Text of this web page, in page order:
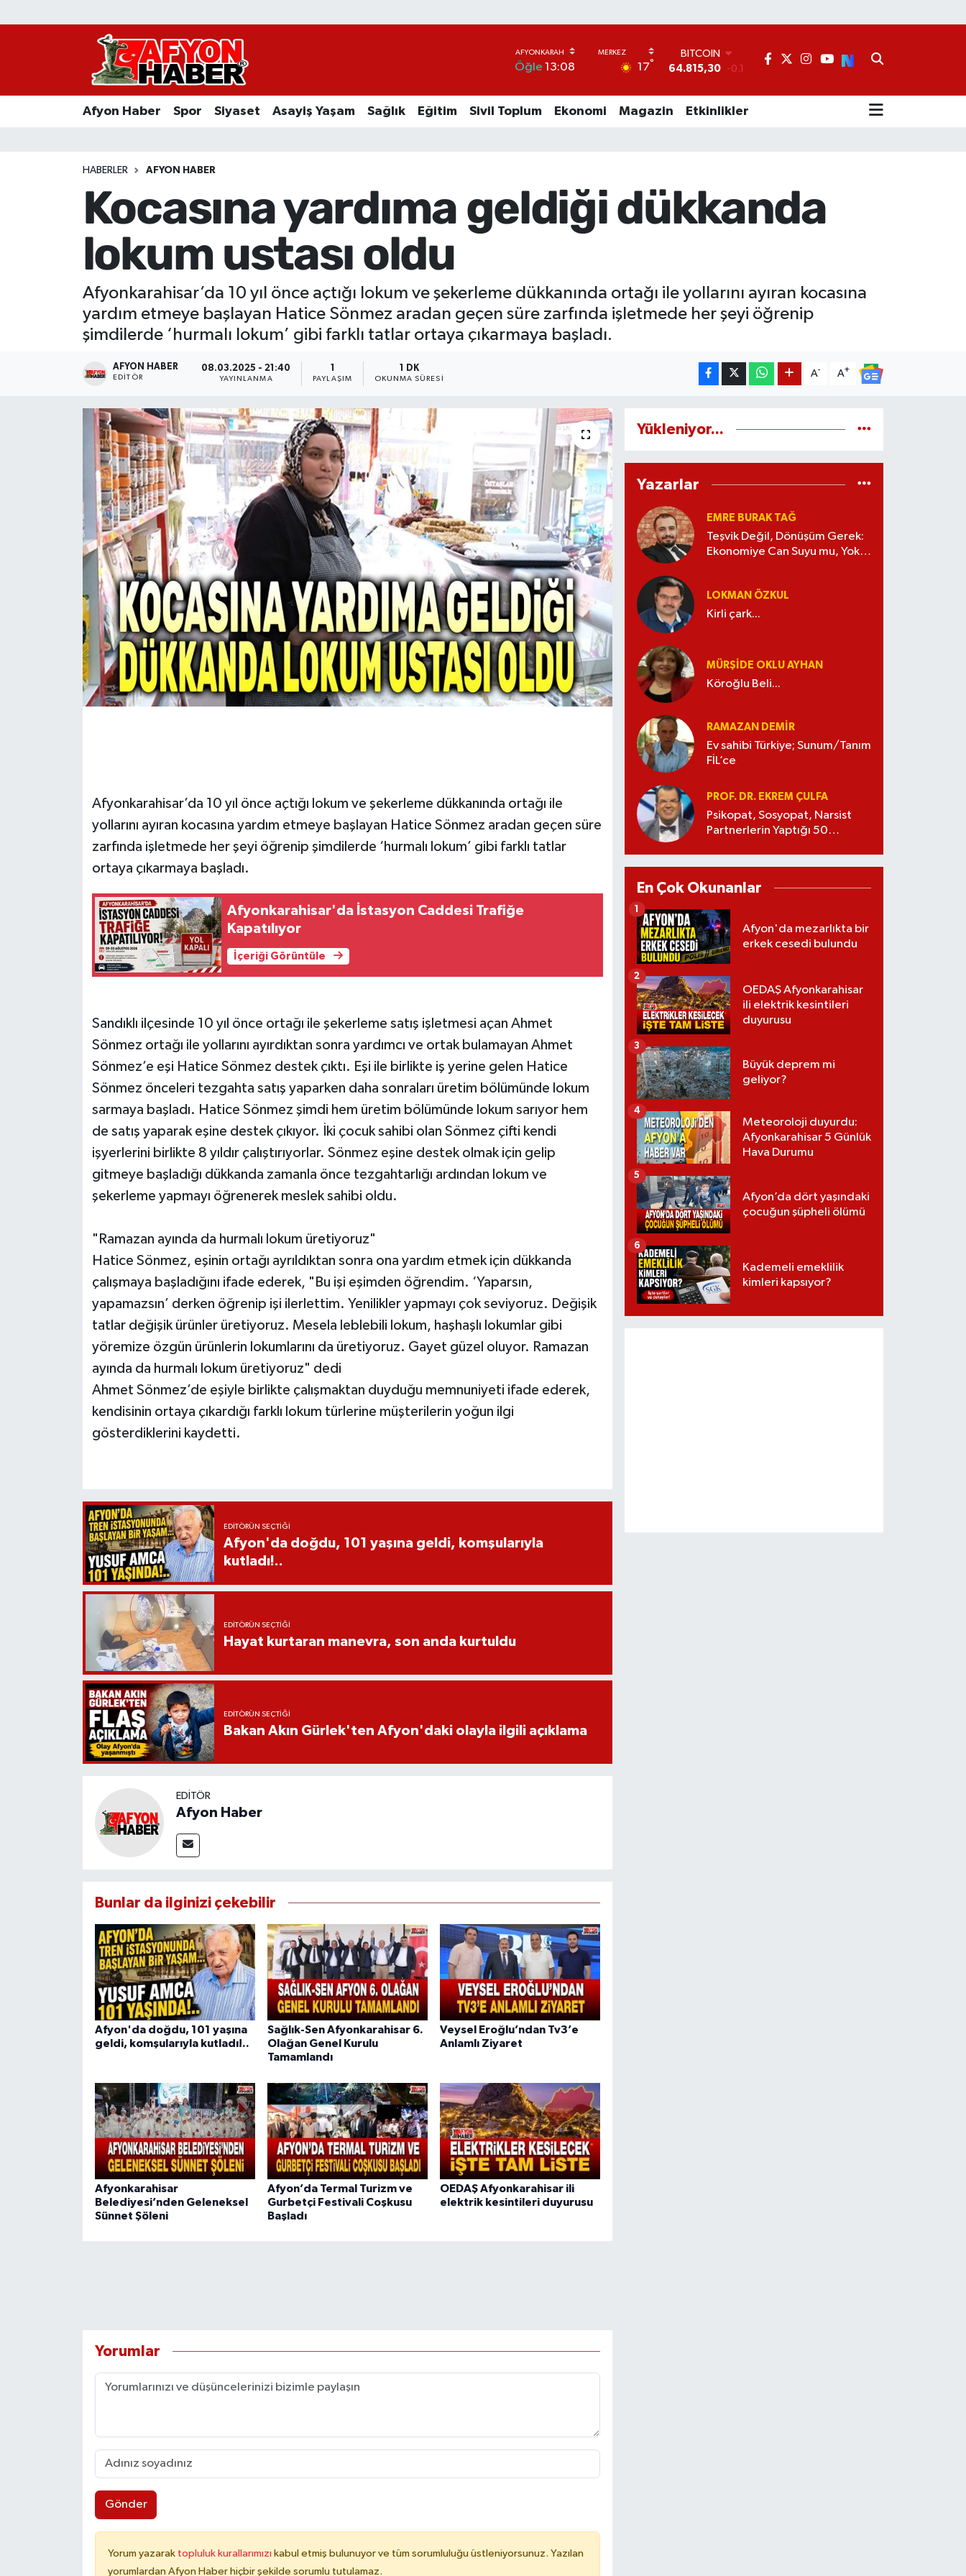
Öğle 13:08 17°
64.815,30 -0.1
DOLAR
EURO
55,2510
0.32
13.779 -14
Afyon Haber Spor Siyaset Asayiş Yaşam Sağlık Eğitim Sivil Toplum Ekonomi Magazin Etkinlikler
HABERLER AFYON HABER
Kocasına yardıma geldiği dükkanda
lokum ustası oldu
Afyonkarahisar’da 10 yıl önce açtığı lokum ve şekerleme dükkanında ortağı ile yollarını ayıran kocasına
yardım etmeye başlayan Hatice Sönmez aradan geçen süre zarfında işletmede her şeyi öğrenip
şimdilerde ‘hurmalı lokum’ gibi farklı tatlar ortaya çıkarmaya başladı.
AFYON HABER
EDITÖR
08.03.2025 - 21:40
YAYINLANMA PAYLAŞIM
1 DK
OKUNMA SÜRESI
A- A+
Afyonkarahisar’da 10 yıl önce açtığı lokum ve şekerleme dükkanında ortağı ile
yollarını ayıran kocasına yardım etmeye başlayan Hatice Sönmez aradan geçen süre
zarfında işletmede her şeyi öğrenip şimdilerde ‘hurmalı lokum’ gibi farklı tatlar
ortaya çıkarmaya başladı.
Afyonkarahisar'da İstasyon Caddesi Trafiğe
Kapatılıyor
İçeriği Görüntüle
Sandıklı ilçesinde 10 yıl önce ortağı ile şekerleme satış işletmesi açan Ahmet
Sönmez ortağı ile yollarını ayırdıktan sonra yardımcı ve ortak bulamayan Ahmet
Sönmez’e eşi Hatice Sönmez destek çıktı. Eşi ile birlikte iş yerine gelen Hatice
Sönmez önceleri tezgahta satış yaparken daha sonraları üretim bölümünde lokum
sarmaya başladı. Hatice Sönmez şimdi hem üretim bölümünde lokum sarıyor hem
de satış yaparak eşine destek çıkıyor. İki çocuk sahibi olan Sönmez çifti kendi
işyerlerini birlikte 8 yıldır çalıştırıyorlar. Sönmez eşine destek olmak için gelip
gitmeye başladığı dükkanda zamanla önce tezgahtarlığı ardından lokum ve
şekerleme yapmayı öğrenerek meslek sahibi oldu.
"Ramazan ayında da hurmalı lokum üretiyoruz"
Hatice Sönmez, eşinin ortağı ayrıldıktan sonra ona yardım etmek için dükkanda
çalışmaya başladığını ifade ederek, "Bu işi eşimden öğrendim. ‘Yaparsın,
yapamazsın’ derken öğrenip işi ilerlettim. Yenilikler yapmayı çok seviyoruz. Değişik
tatlar değişik ürünler üretiyoruz. Mesela leblebili lokum, haşhaşlı lokumlar gibi
yöremize özgün ürünlerin lokumlarını da üretiyoruz. Gayet güzel oluyor. Ramazan
ayında da hurmalı lokum üretiyoruz" dedi
Ahmet Sönmez’de eşiyle birlikte çalışmaktan duyduğu memnuniyeti ifade ederek,
kendisinin ortaya çıkardığı farklı lokum türlerine müşterilerin yoğun ilgi
gösterdiklerini kaydetti.
EDITÖRÜN SEÇTIĞI
Afyon'da doğdu, 101 yaşına geldi, komşularıyla
kutladı!..
EDITÖRÜN SEÇTIĞI
Hayat kurtaran manevra, son anda kurtuldu
EDITÖRÜN SEÇTIĞI
Bakan Akın Gürlek'ten Afyon'daki olayla ilgili açıklama
EDITÖR
Afyon Haber
Bunlar da ilginizi çekebilir
Afyon'da doğdu, 101 yaşına
geldi, komşularıyla kutladı!..
Sağlık-Sen Afyonkarahisar 6.
Olağan Genel Kurulu
Tamamlandı
Veysel Eroğlu’ndan Tv3’e
Anlamlı Ziyaret
Afyonkarahisar
Belediyesi’nden Geleneksel
Sünnet Şöleni
Afyon’da Termal Turizm ve
Gurbetçi Festivali Coşkusu
Başladı
OEDAŞ Afyonkarahisar ili
elektrik kesintileri duyurusu
Yorumlar
Gönder
Yorum yazarak topluluk kurallarımızı kabul etmiş bulunuyor ve tüm sorumluluğu üstleniyorsunuz. Yazılan
yorumlardan Afyon Haber hiçbir şekilde sorumlu tutulamaz.
Yükleniyor...
Yazarlar
EMRE BURAK TAĞ
Teşvik Değil, Dönüşüm Gerek:
Ekonomiye Can Suyu mu, Yoksa
LOKMAN ÖZKUL
Kirli çark...
MÜRŞIDE OKLU AYHAN
Köroğlu Beli...
RAMAZAN DEMİR
Ev sahibi Türkiye; Sunum/Tanım
FİL’ce
PROF. DR. EKREM ÇULFA
Psikopat, Sosyopat, Narsist
Partnerlerin Yaptığı 50
En Çok Okunanlar
Afyon'da mezarlıkta bir
erkek cesedi bulundu
1
OEDAŞ Afyonkarahisar
ili elektrik kesintileri
duyurusu
2
Büyük deprem mi
geliyor?
3
Meteoroloji duyurdu:
Afyonkarahisar 5 Günlük
Hava Durumu
4
Afyon’da dört yaşındaki
çocuğun şüpheli ölümü
5
Kademeli emeklilik
kimleri kapsıyor?
6
Afyon Haber
Asayiş Yaşam
Sivil Toplum
Ekonomi